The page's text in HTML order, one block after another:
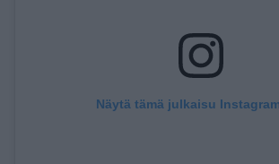
Näytä tämä julkaisu